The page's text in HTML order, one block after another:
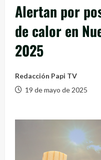
Alertan por
de calor en
2025
Redacción Papi TV
19 de mayo de 2025